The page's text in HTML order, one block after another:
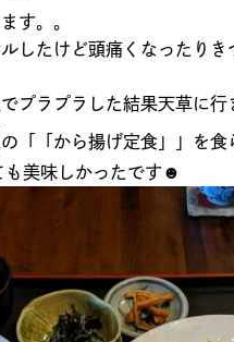
す。。
ルしたけど頭痛くなった
プラプラした結果天草に行
の「「から揚げ定食」」を
も美味しかったです☻